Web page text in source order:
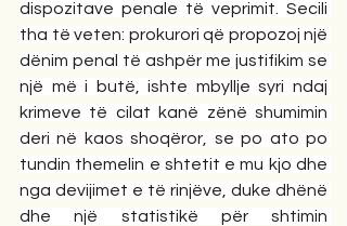
dispozitave penale të veprimit. Secili
tha të veten: prokurori që propozoj një
dënim penal të ashpër me justifikim se
një më i butë, ishte mbyllje syri ndaj
krimeve të cilat kanë zënë shumimin
deri në kaos shoqëror, se po ato po
tundin themelin e shtetit e mu kjo dhe
nga devijimet e të rinjëve, duke dhënë
dhe një statistikë për shtimin